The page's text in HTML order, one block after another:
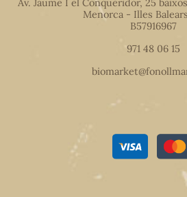
Av. Jaume I el Conqueridor, 25
Menorca - Illes
B57916967
971 48 06 15